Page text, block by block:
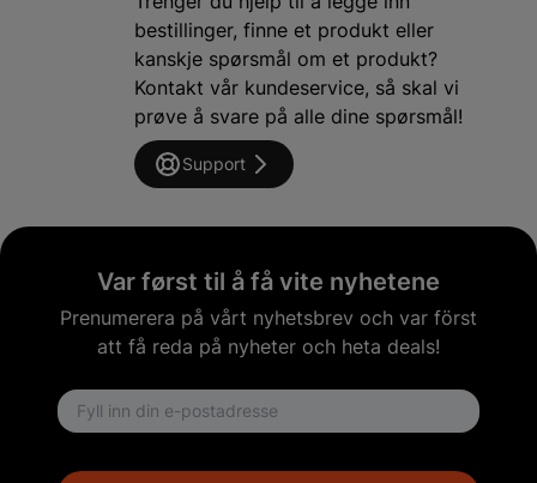
bestillinger, finne et produkt eller
kanskje spørsmål om et produkt?
Kontakt vår kundeservice, så skal vi
prøve å svare på alle dine spørsmål!
Support
Var først til å få vite nyhetene
Prenumerera på vårt nyhetsbrev och var först
att få reda på nyheter och heta deals!
Email address